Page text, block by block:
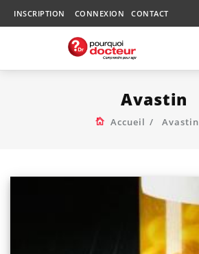
INSCRIPTION CONNEXION CONTACT
Avastin
Accueil Avastin